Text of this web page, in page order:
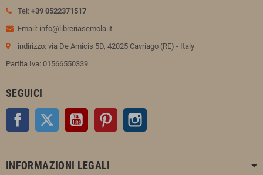
Tel: +39 0522371517
Email: info@libreriasemola.it
indirizzo: via De Amicis 5D, 42025 Cavriago (RE) - Italy
Partita Iva: 01566550339
SEGUICI
Facebook Twitter YouTube Pinterest
INFORMAZIONI LEGALI